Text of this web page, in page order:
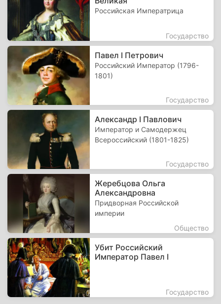
Российская Императрица
Государство
Павел I Петрович
Российский Император (1796-
1801)
Государство
Александр I Павлович
Император и Самодержец
Всероссийский (1801-1825)
Государство
Жеребцова Ольга
Александровна
Придворная Российской
империи
Общество
Убит Российский
Император Павел I
Государство